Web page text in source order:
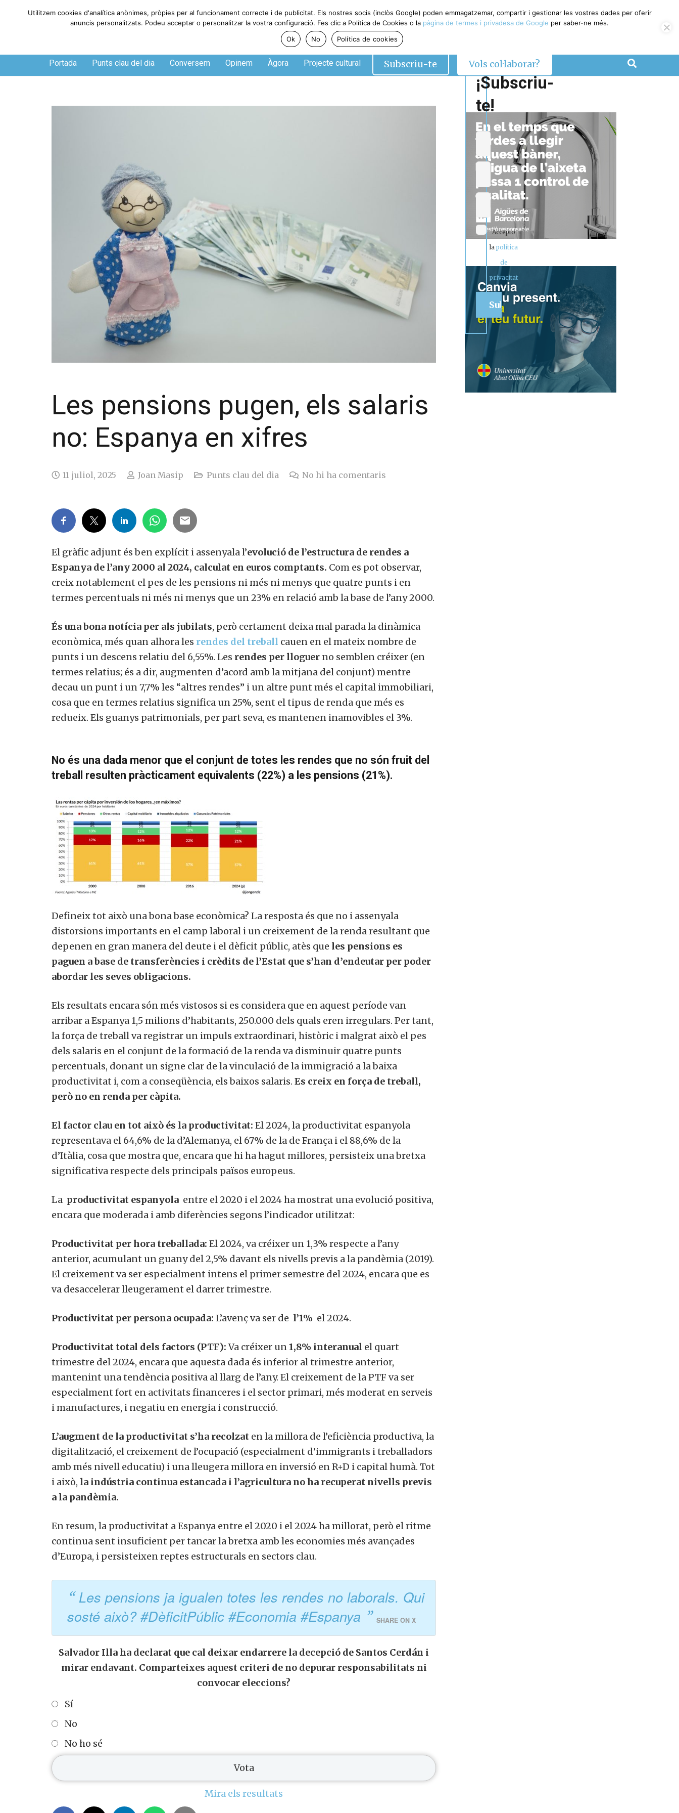
Dijous, 6 de agosto de 2026
Portada Punts clau del dia Conversem Opinem Àgora Projecte cultural Subscriu-te Vols col·laborar?
Les pensions pugen, els salaris
no: Espanya en xifres
11 juliol, 2025 Joan Masip Punts clau del dia No hi ha comentaris
El gràfic adjunt és ben explícit i assenyala l’evolució de l’estructura de rendes a
Espanya de l’any 2000 al 2024, calculat en euros comptants. Com es pot observar,
creix notablement el pes de les pensions ni més ni menys que quatre punts i en
termes percentuals ni més ni menys que un 23% en relació amb la base de l’any 2000.
És una bona notícia per als jubilats, però certament deixa mal parada la dinàmica
econòmica, més quan alhora les rendes del treball cauen en el mateix nombre de
punts i un descens relatiu del 6,55%. Les rendes per lloguer no semblen créixer (en
termes relatius; és a dir, augmenten d’acord amb la mitjana del conjunt) mentre
decau un punt i un 7,7% les “altres rendes” i un altre punt més el capital immobiliari,
cosa que en termes relatius significa un 25%, sent el tipus de renda que més es
redueix. Els guanys patrimonials, per part seva, es mantenen inamovibles el 3%.
No és una dada menor que el conjunt de totes les rendes que no són fruit del
treball resulten pràcticament equivalents (22%) a les pensions (21%).
Defineix tot això una bona base econòmica? La resposta és que no i assenyala
distorsions importants en el camp laboral i un creixement de la renda resultant que
depenen en gran manera del deute i el dèficit públic, atès que les pensions es
paguen a base de transferències i crèdits de l’Estat que s’han d’endeutar per poder
abordar les seves obligacions.
Els resultats encara són més vistosos si es considera que en aquest període van
arribar a Espanya 1,5 milions d’habitants, 250.000 dels quals eren irregulars. Per tant,
la força de treball va registrar un impuls extraordinari, històric i malgrat això el pes
dels salaris en el conjunt de la formació de la renda va disminuir quatre punts
percentuals, donant un signe clar de la vinculació de la immigració a la baixa
productivitat i, com a conseqüència, els baixos salaris. Es creix en força de treball,
però no en renda per càpita.
El factor clau en tot això és la productivitat: El 2024, la productivitat espanyola
representava el 64,6% de la d’Alemanya, el 67% de la de França i el 88,6% de la
d’Itàlia, cosa que mostra que, encara que hi ha hagut millores, persisteix una bretxa
significativa respecte dels principals països europeus.
La productivitat espanyola entre el 2020 i el 2024 ha mostrat una evolució positiva,
encara que moderada i amb diferències segons l’indicador utilitzat:
Productivitat per hora treballada: El 2024, va créixer un 1,3% respecte a l’any
anterior, acumulant un guany del 2,5% davant els nivells previs a la pandèmia (2019).
El creixement va ser especialment intens el primer semestre del 2024, encara que es
va desaccelerar lleugerament el darrer trimestre.
Productivitat per persona ocupada: L’avenç va ser de l’1% el 2024.
Productivitat total dels factors (PTF):Va créixer un1,8% interanual el quart
trimestre del 2024, encara que aquesta dada és inferior al trimestre anterior,
mantenint una tendència positiva al llarg de l’any. El creixement de la PTF va ser
especialment fort en activitats financeres i el sector primari, més moderat en serveis
i manufactures, i negatiu en energia i construcció.
L’augment de la productivitat s’ha recolzat en la millora de l’eficiència productiva, la
digitalització, el creixement de l’ocupació (especialment d’immigrants i treballadors
amb més nivell educatiu) i una lleugera millora en inversió en R+D i capital humà. Tot
i això, la indústria continua estancada i l’agricultura no ha recuperat nivells previs
a la pandèmia.
En resum, la productivitat a Espanya entre el 2020 i el 2024 ha millorat, però el ritme
continua sent insuficient per tancar la bretxa amb les economies més avançades
d’Europa, i persisteixen reptes estructurals en sectors clau.
Les pensions ja igualen totes les rendes no laborals. Qui
sosté això? #DèficitPúblic #Economia #Espanya
SHARE ON X
Salvador Illa ha declarat que cal deixar endarrere la decepció de Santos Cerdán i
mirar endavant. Comparteixes aquest criteri de no depurar responsabilitats ni
convocar eleccions?
Sí
No
No ho sé
Mira els resultats
¡Subscriu-
te!
Accepto
lapolítica
de
privacitat
Utilitzem cookies d'analítica anònimes, pròpies per al funcionament correcte i de publicitat. Els nostres socis (inclòs Google) poden emmagatzemar, compartir i gestionar les vostres dades per oferir
anuncis personalitzats. Podeu acceptar o personalitzar la vostra configuració. Fes clic a Política de Cookies o la pàgina de termes i privadesa de Google per saber-ne més.
Ok
No Política de cookies